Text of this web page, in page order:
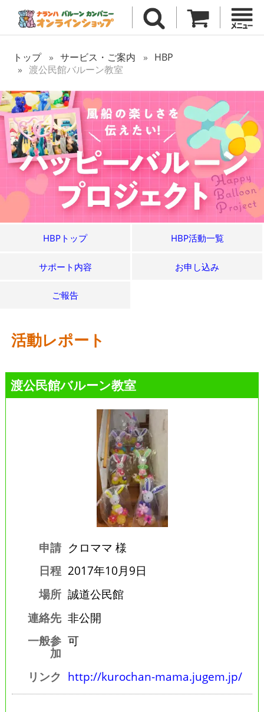
トップ サービス・ご案内
HBP
渡公民館バルーン教室
HBPトップ HBP活動一覧
サポート内容 お申し込み
ご報告
活動レポート
渡公民館バルーン教室
申請 クロママ 様
日程 2017年10月9日
場所 誠道公民館
連絡先 非公開
一般参
加
可
リンク http://kurochan-mama.jugem.jp/